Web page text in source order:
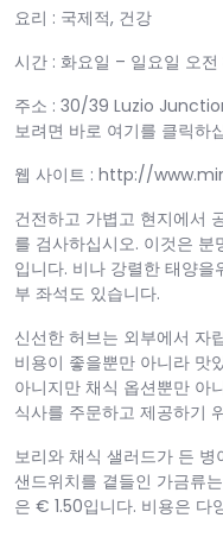
요리 : 국제적, 건강
시간 : 화요일 – 일요일 오
주소 : 30/39 Luzio
보려면 바로 여기를 클릭하
웹 사이트 : http://
건전하고 가볍고 현지에서
를 검사하십시오. 이것은
입니다. 비나 강렬한 태양
부 좌석도 있습니다.
신선한 허브는 외부에서 자
비용이 좋을뿐만 아니라 맛
아니지만 채식 옵션뿐만 아
식사를 주문하고 제공하기
보리와 채식 샐러드가 든
샌드위치를 ​​곁들인 가금류
은 € 1.50입니다. 비용은 다